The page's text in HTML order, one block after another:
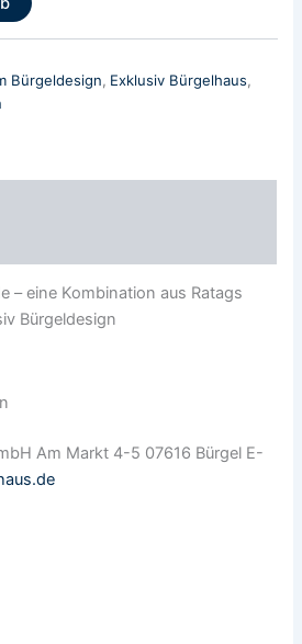
Bürgeldesign, Exklusiv Bürgelhaus,
– eine Kombination aus Ratags
Bürgeldesign
Am Markt 4-5 07616 Bürgel E-